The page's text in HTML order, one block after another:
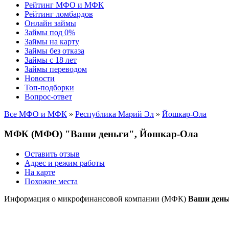
Рейтинг МФО и МФК
Рейтинг ломбардов
Онлайн займы
Займы под 0%
Займы на карту
Займы без отказа
Займы с 18 лет
Займы переводом
Новости
Топ-подборки
Вопрос-ответ
Все МФО и МФК » Республика Марий Эл » Йошкар-Ола
МФК (МФО) "Ваши деньги", Йошкар-Ола
Оставить отзыв
Адрес и режим работы
На карте
Похожие места
Информация о микрофинансовой компании (МФК) Ваши